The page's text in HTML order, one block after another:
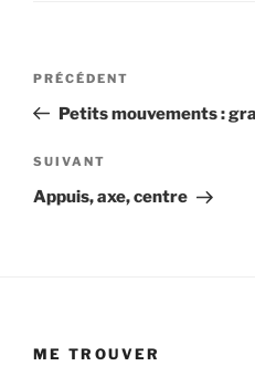
Navigation
de
l’article
Article
précédent
PRÉCÉDENT
Petits mouvements :
Article
suivant
SUIVANT
Appuis, axe, centre
ME TROUVER